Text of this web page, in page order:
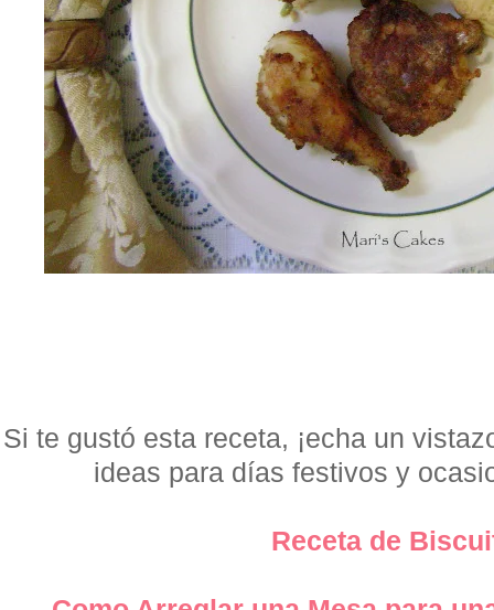
Si te gustó esta receta, ¡echa un
ideas para días festivos y
Receta de